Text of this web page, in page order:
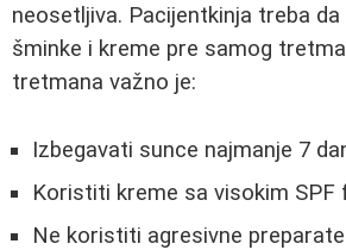
neosetljiva. Pacijentkinja treba
šminke i kreme pre samog
tretmana važno je:
Izbegavati sunce najmanje 7
Koristiti kreme sa visokim SPF
Ne koristiti agresivne